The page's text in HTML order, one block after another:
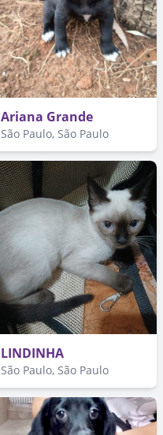
Ariana Grande
São Paulo, São Paulo
LINDINHA
São Paulo, São Paulo